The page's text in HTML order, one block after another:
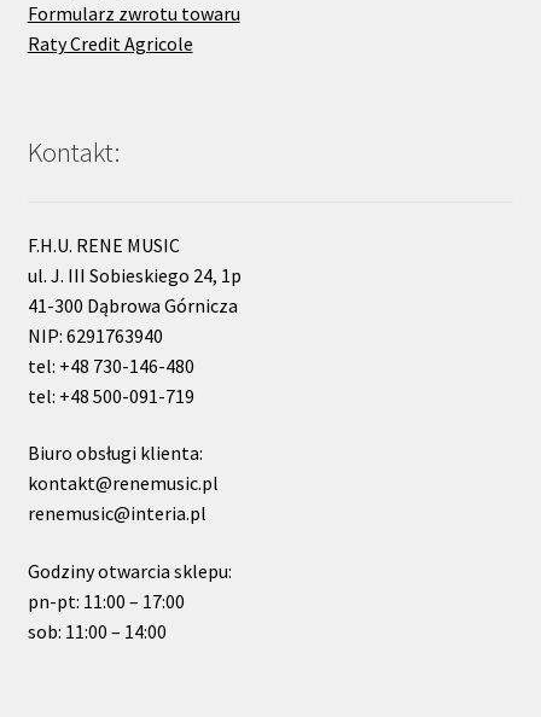
Formularz zwrotu towaru
Raty Credit Agricole
Kontakt:
F.H.U. RENE MUSIC
ul. J. III Sobieskiego 24, 1p
41-300 Dąbrowa Górnicza
NIP: 6291763940
tel: +48 730-146-480
tel: +48 500-091-719
Biuro obsługi klienta:
kontakt@renemusic.pl
renemusic@interia.pl
Godziny otwarcia sklepu:
pn-pt: 11:00 – 17:00
sob: 11:00 – 14:00